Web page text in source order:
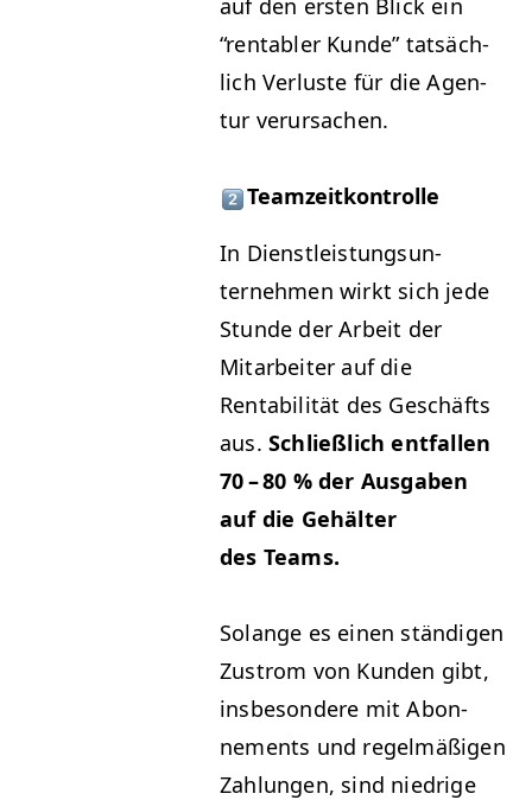
auf den ersten Blick ein
“rentabler Kunde” tat­säch­
lich Ver­luste für die Agen­
tur verursachen.
Teamzeitkontrolle
In Dien­stleis­tung­sun­
ternehmen wirkt sich jede
Stunde der Arbeit der
Mitar­beit­er auf die
Rentabil­ität des Geschäfts
aus. Schließlich ent­fall­en
70 – 80 % der Aus­gaben
auf die Gehäl­ter
des Teams.
Solange es einen ständi­gen
Zus­trom von Kun­den gibt,
ins­beson­dere mit Abon­
nements und regelmäßi­gen
Zahlun­gen, sind niedrige